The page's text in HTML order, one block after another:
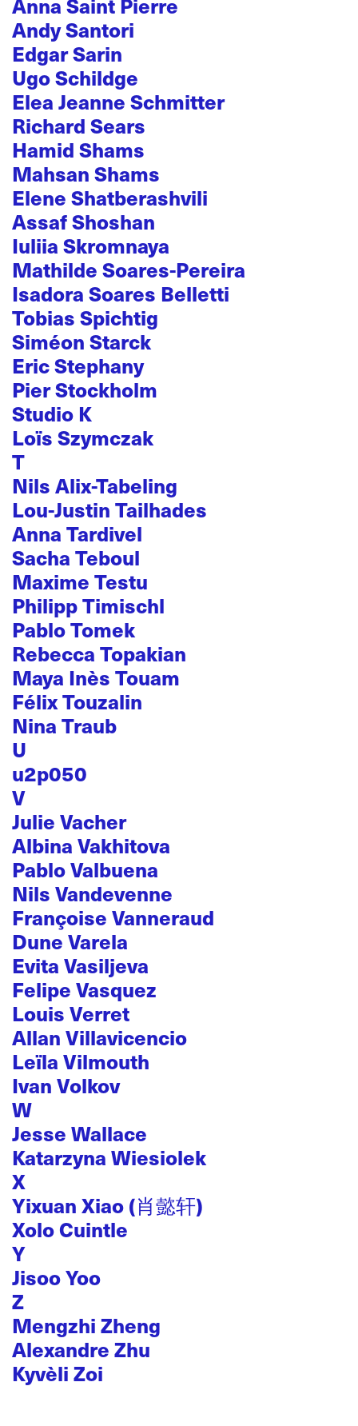
Andy Santori
Edgar Sarin
Ugo Schildge
Elea Jeanne Schmitter
Richard Sears
Hamid Shams
Mahsan Shams
Elene Shatberashvili
Assaf Shoshan
Iuliia Skromnaya
Mathilde Soares-Pereira
Isadora Soares Belletti
Tobias Spichtig
Siméon Starck
Eric Stephany
Pier Stockholm
Studio K
Loïs Szymczak
T
Nils Alix-Tabeling
Lou-Justin Tailhades
Anna Tardivel
Sacha Teboul
Maxime Testu
Philipp Timischl
Pablo Tomek
Rebecca Topakian
Maya Inès Touam
Félix Touzalin
Nina Traub
U
u2p050
V
Julie Vacher
Albina Vakhitova
Pablo Valbuena
Nils Vandevenne
Françoise Vanneraud
Dune Varela
Evita Vasiljeva
Felipe Vasquez
Louis Verret
Allan Villavicencio
Leïla Vilmouth
Ivan Volkov
W
Jesse Wallace
Katarzyna Wiesiolek
X
Yixuan Xiao (肖懿轩)
Xolo Cuintle
Y
Jisoo Yoo
Z
Mengzhi Zheng
Alexandre Zhu
Kyvèli Zoi